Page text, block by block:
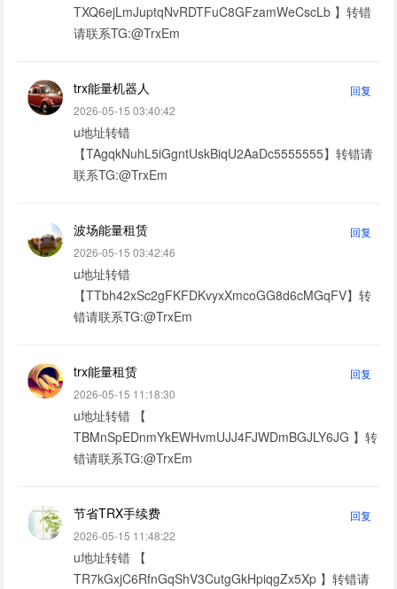
TXQ6ejLmJuptqNvRDTFuC8GFzamWeCscLb 】转错
请联系TG:@TrxEm
trx能量机器人
回复
2026-05-15 03:40:42
u地址转错
【TAgqkNuhL5iGgntUskBiqU2AaDc5555555】转错请
联系TG:@TrxEm
波场能量租赁
回复
2026-05-15 03:42:46
u地址转错
【TTbh42xSc2gFKFDKvyxXmcoGG8d6cMGqFV】转
错请联系TG:@TrxEm
trx能量租赁
回复
2026-05-15 11:18:30
u地址转错 【
TBMnSpEDnmYkEWHvmUJJ4FJWDmBGJLY6JG 】转
错请联系TG:@TrxEm
节省TRX手续费
回复
2026-05-15 11:48:22
u地址转错 【
TR7kGxjC6RfnGqShV3CutgGkHpiqgZx5Xp 】转错请